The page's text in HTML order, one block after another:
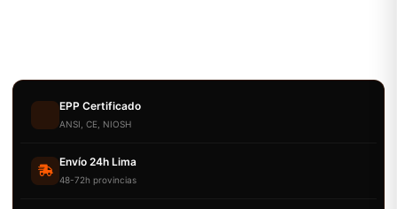
EPP Certificado
ANSI, CE, NIOSH
Envío 24h Lima
48-72h provincias